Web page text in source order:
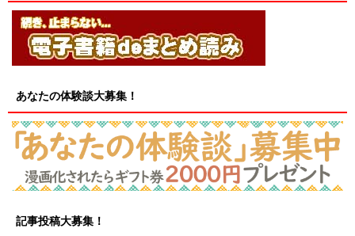
あなたの体験談大募集！
記事投稿大募集！